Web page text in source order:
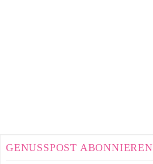
GENUSSPOST ABONNIEREN